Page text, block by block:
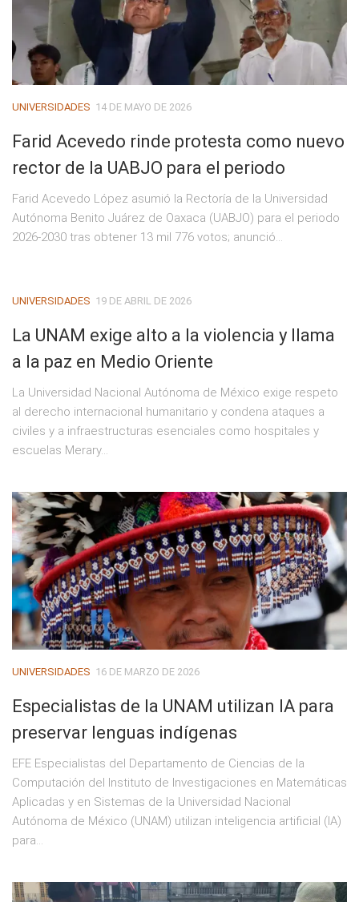
UNIVERSIDADES 14 DE MAYO DE 2026
Farid Acevedo rinde protesta como nuevo
rector de la UABJO para el periodo
Farid Acevedo López asumió la Rectoría de la Universidad
Autónoma Benito Juárez de Oaxaca (UABJO) para el periodo
2026-2030 tras obtener 13 mil 776 votos; anunció...
UNIVERSIDADES 19 DE ABRIL DE 2026
La UNAM exige alto a la violencia y llama
a la paz en Medio Oriente
La Universidad Nacional Autónoma de México exige respeto
al derecho internacional humanitario y condena ataques a
civiles y a infraestructuras esenciales como hospitales y
escuelas Merary...
UNIVERSIDADES 16 DE MARZO DE 2026
Especialistas de la UNAM utilizan IA para
preservar lenguas indígenas
EFE Especialistas del Departamento de Ciencias de la
Computación del Instituto de Investigaciones en Matemáticas
Aplicadas y en Sistemas de la Universidad Nacional
Autónoma de México (UNAM) utilizan inteligencia artificial (IA)
para...